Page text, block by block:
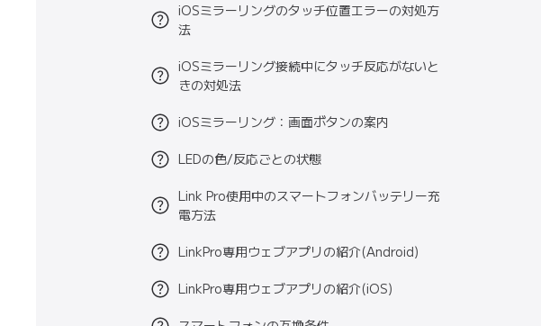
iOSミラーリングのタッチ位置エラーの対処方
法
iOSミラーリング接続中にタッチ反応がないと
きの対処法
iOSミラーリング：画面ボタンの案内
LEDの色/反応ごとの状態
Link Pro使用中のスマートフォンバッテリー充
電方法
LinkPro専用ウェブアプリの紹介(Android)
LinkPro専用ウェブアプリの紹介(iOS)